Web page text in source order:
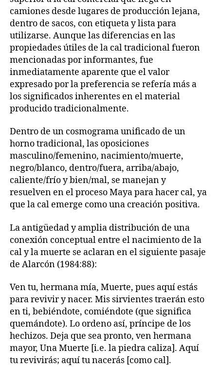
camiones desde lugares de producción lejana,
dentro de sacos, con etiqueta y lista para
utilizarse. Aunque las diferencias en las
propiedades útiles de la cal tradicional fueron
mencionadas por informantes, fue
inmediatamente aparente que el valor
expresado por la preferencia se refería más a
los significados inherentes en el material
producido tradicionalmente.
Dentro de un cosmograma unificado de un
horno tradicional, las oposiciones
masculino/femenino, nacimiento/muerte,
negro/blanco, dentro/fuera, arriba/abajo,
caliente/frío y bien/mal, se manejan y
resuelven en el proceso Maya para hacer cal, ya
que la cal emerge como una creación positiva.
La antigüedad y amplia distribución de una
conexión conceptual entre el nacimiento de la
cal y la muerte se aclaran en el siguiente pasaje
de Alarcón (1984:88):
Ven tu, hermana mía, Muerte, pues aquí estás
para revivir y nacer. Mis sirvientes traerán esto
en ti, bebiéndote, comiéndote (que significa
quemándote). Lo ordeno así, príncipe de los
hechizos. Deja que sea pronto, ven hermana
mayor, Una Muerte [i.e. la piedra caliza]. Aquí
tu revivirás; aquí tu nacerás [como cal].